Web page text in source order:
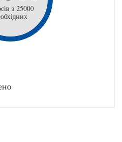
з 25000